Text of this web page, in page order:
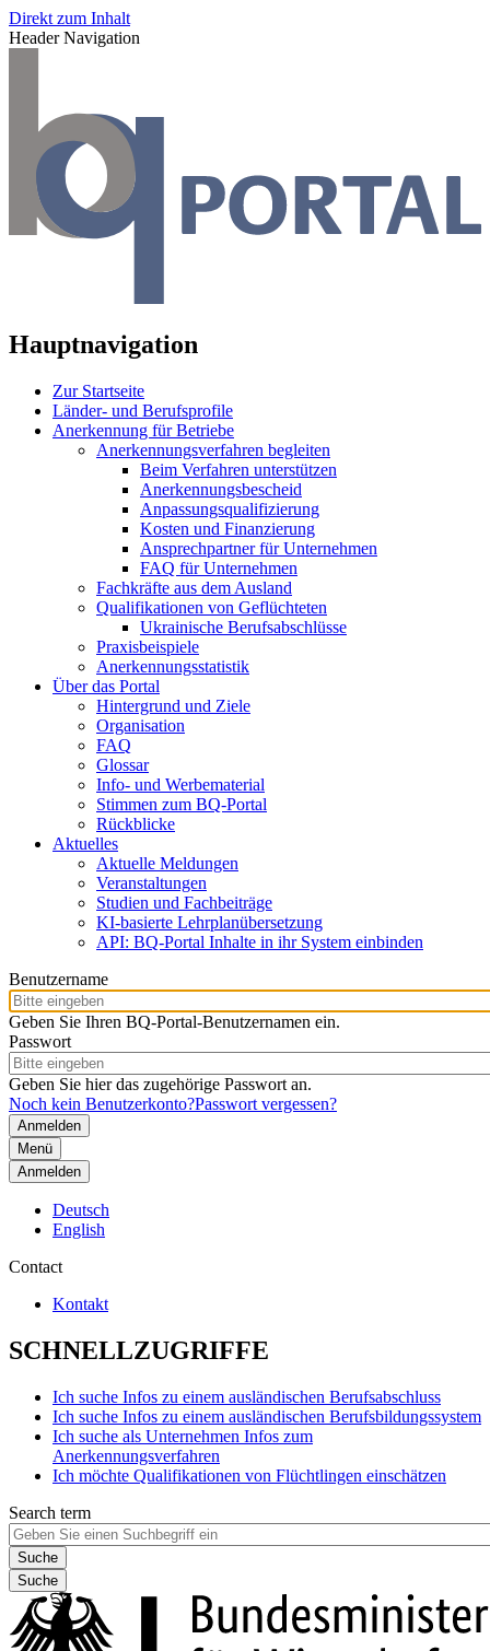
Direkt zum Inhalt
Header Navigation
Hauptnavigation
Zur Startseite
Länder- und Berufsprofile
Anerkennung für Betriebe
Anerkennungsverfahren begleiten
Beim Verfahren unterstützen
Anerkennungsbescheid
Anpassungsqualifizierung
Kosten und Finanzierung
Ansprechpartner für Unternehmen
FAQ für Unternehmen
Fachkräfte aus dem Ausland
Qualifikationen von Geflüchteten
Ukrainische Berufsabschlüsse
Praxisbeispiele
Anerkennungsstatistik
Über das Portal
Hintergrund und Ziele
Organisation
FAQ
Glossar
Info- und Werbematerial
Stimmen zum BQ-Portal
Rückblicke
Aktuelles
Aktuelle Meldungen
Veranstaltungen
Studien und Fachbeiträge
KI-basierte Lehrplanübersetzung
API: BQ-Portal Inhalte in ihr System einbinden
Benutzername
Geben Sie Ihren BQ-Portal-Benutzernamen ein.
Passwort
Geben Sie hier das zugehörige Passwort an.
Noch kein Benutzerkonto?Passwort vergessen?
Menü
Anmelden
Deutsch
English
Contact
Kontakt
SCHNELLZUGRIFFE
Ich suche Infos zu einem ausländischen Berufsabschluss
Ich suche Infos zu einem ausländischen Berufsbildungssystem
Ich suche als Unternehmen Infos zum
Anerkennungsverfahren
Ich möchte Qualifikationen von Flüchtlingen einschätzen
Search term
Suche